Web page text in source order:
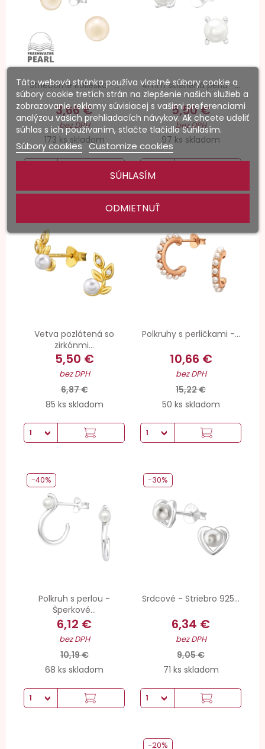
Strieborné Koliesko -...
3,66 €
bez DPH
173 ks skladom
4mm sklenená perla -...
5,50 €
bez DPH
97 ks skladom
Vetva pozlátená so
zirkónmi...
5,50 €
bez DPH
6,87 €
85 ks skladom
Polkruhy s perličkami -...
10,66 €
bez DPH
15,22 €
50 ks skladom
Polkruh s perlou -
Šperkové...
6,12 €
bez DPH
10,19 €
68 ks skladom
-40%
Srdcové - Striebro 925...
6,34 €
bez DPH
9,05 €
71 ks skladom
-30%
-20%
Táto webová stránka používa vlastné súbory cookie a
súbory cookie tretích strán na zlepšenie našich služieb a
zobrazovanie reklamy súvisiacej s vašimi preferenciami
analýzou vašich prehliadacích návykov. Ak chcete udeliť
súhlas s ich používaním, stlačte tlačidlo Súhlasím.
Súbory cookies Customize cookies
ODMIETNUŤ
SÚHLASÍM